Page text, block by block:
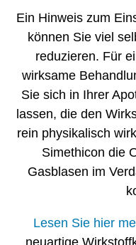
Ein Hinweis zum
können Sie viel
reduzieren. Für
wirksame
Sie sich in Ihrer
lassen, die den
rein physikalisch
Simethicon die
Gasblasen im
Lesen Sie hier
neuartige